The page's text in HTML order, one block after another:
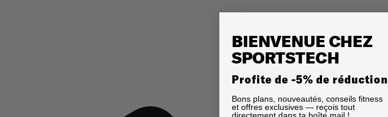
BIENVENUE CHEZ
SPORTSTECH
Profite de -5% de réduction
Bons plans, nouveautés, conseils fitness
et offres exclusives — reçois tout